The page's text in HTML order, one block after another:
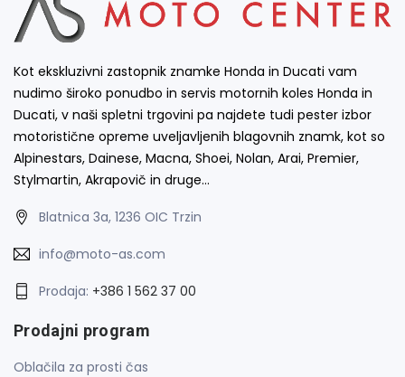
Kot ekskluzivni zastopnik znamke Honda in Ducati vam
nudimo široko ponudbo in servis motornih koles Honda in
Ducati, v naši spletni trgovini pa najdete tudi pester izbor
motoristične opreme uveljavljenih blagovnih znamk, kot so
Alpinestars, Dainese, Macna, Shoei, Nolan, Arai, Premier,
Stylmartin, Akrapovič in druge…
Blatnica 3a, 1236 OIC Trzin
info@moto-as.com
Prodaja: +386 1 562 37 00
Prodajni program
Oblačila za prosti čas